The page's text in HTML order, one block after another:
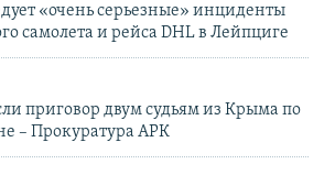
«очень серьезные» инциденты
самолета и рейса DHL в Лейпциге
приговор двум судьям из Крыма по
– Прокуратура АРК